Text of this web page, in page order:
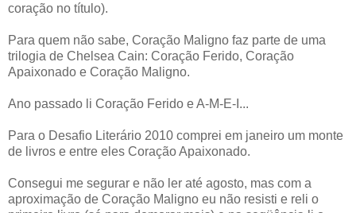
coração no título).
Para quem não sabe, Coração Maligno faz parte de uma
trilogia de Chelsea Cain: Coração Ferido, Coração
Apaixonado e Coração Maligno.
Ano passado li Coração Ferido e A-M-E-I...
Para o Desafio Literário 2010 comprei em janeiro um monte
de livros e entre eles Coração Apaixonado.
Consegui me segurar e não ler até agosto, mas com a
aproximação de Coração Maligno eu não resisti e reli o